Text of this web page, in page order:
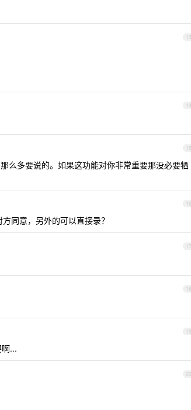
13
14
15
么多要说的。如果这功能对你非常重要那没必要牺
16
同意，另外的可以直接录？
17
18
19
...
20